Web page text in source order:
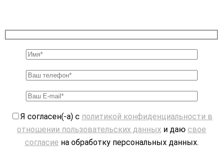
Я согласен(-а) с политикой конфиденциальности в
отношении пользовательских данных и даю свое
согласие на обработку персональных данных.